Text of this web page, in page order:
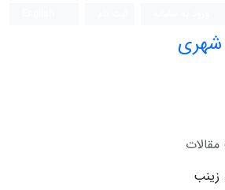
شهری
زینب